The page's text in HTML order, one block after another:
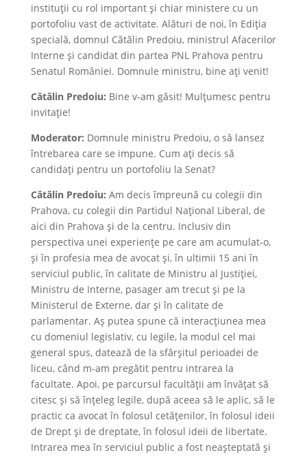
instituții cu rol important și chiar ministere cu un
portofoliu vast de activitate. Alături de noi, în Ediția
specială, domnul Cătălin Predoiu, ministrul Afacerilor
Interne și candidat din partea PNL Prahova pentru
Senatul României. Domnule ministru, bine ați venit!
Cătălin Predoiu: Bine v-am găsit! Mulțumesc pentru
invitație!
Moderator: Domnule ministru Predoiu, o să lansez
întrebarea care se impune. Cum ați decis să
candidați pentru un portofoliu la Senat?
Cătălin Predoiu: Am decis împreună cu colegii din
Prahova, cu colegii din Partidul Național Liberal, de
aici din Prahova și de la centru. Inclusiv din
perspectiva unei experiențe pe care am acumulat-o,
și în profesia mea de avocat și, în ultimii 15 ani în
serviciul public, în calitate de Ministru al Justiției,
Ministru de Interne, pasager am trecut și pe la
Ministerul de Externe, dar și în calitate de
parlamentar. Aș putea spune că interacțiunea mea
cu domeniul legislativ, cu legile, la modul cel mai
general spus, datează de la sfârșitul perioadei de
liceu, când m-am pregătit pentru intrarea la
facultate. Apoi, pe parcursul facultății am învățat să
citesc și să înțeleg legile, după aceea să le aplic, să le
practic ca avocat în folosul cetățenilor, în folosul ideii
de Drept și de dreptate, în folosul ideii de libertate.
Intrarea mea în serviciul public a fost neașteptată și